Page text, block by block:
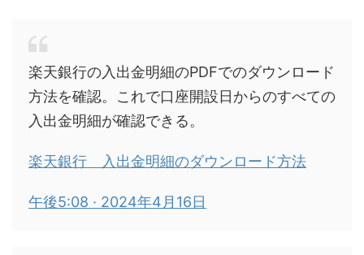
楽天銀行の入出金明細のPDFでのダウンロード
方法を確認。これで口座開設日からのすべての
入出金明細が確認できる。
楽天銀行 入出金明細のダウンロード方法
午後5:08 · 2024年4月16日